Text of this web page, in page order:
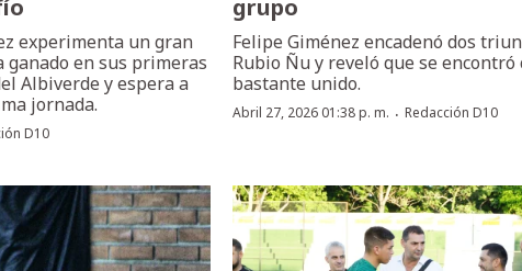
experimenta un gran
ganado en sus primeras
Albiverde y espera a
jornada.
D10
grupo
Felipe Giménez encadenó dos
Rubio Ñu y reveló que se
bastante unido.
Abril 27, 2026 01:38 p. m. ·Redacción D10